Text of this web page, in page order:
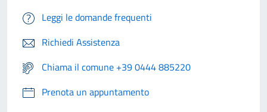
Leggi le domande frequenti
Richiedi Assistenza
Chiama il comune +39 0444 885220
Prenota un appuntamento